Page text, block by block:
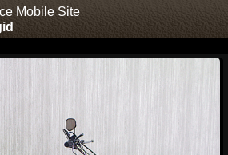
Mobile Site